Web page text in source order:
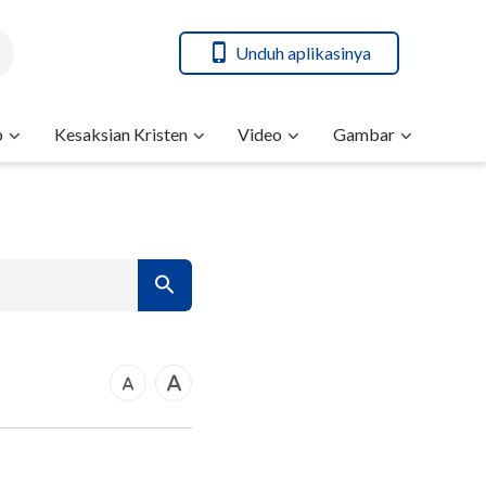
Unduh aplikasinya
Kesaksian Kristen Video Gambar